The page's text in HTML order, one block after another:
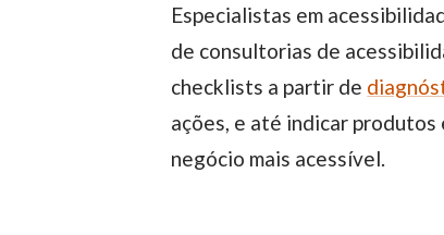
Especialistas em acessibilidade podem ter uma atuação bastante abrangente dentro de uma empresa, atuar fazendo parte
de consultorias de
checklists a partir de
ações, e até indicar produtos
negócio mais acessível.